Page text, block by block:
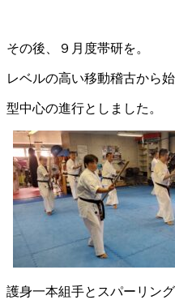
その後、９月度帯研を。
レベルの高い移動稽古から始
型中心の進行としました。
護身一本組手とスパーリング